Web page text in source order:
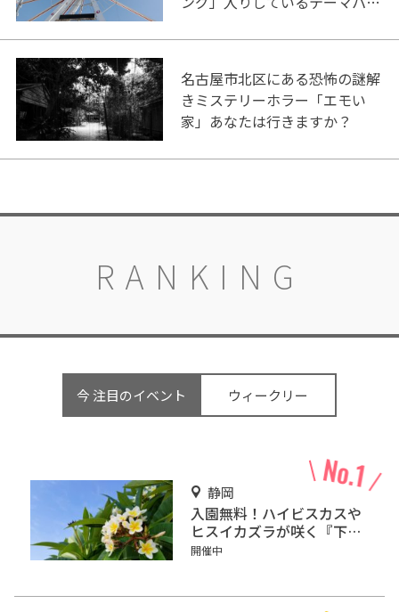
名古屋市北区にある恐怖の謎解
きミステリーホラー「エモい
家」あなたは行きますか？
RANKING
今 注目のイベント ウィークリー
静岡
入園無料！ハイビスカスや
ヒスイカズラが咲く『下賀
茂熱帯植物園』で南国気分
開催中